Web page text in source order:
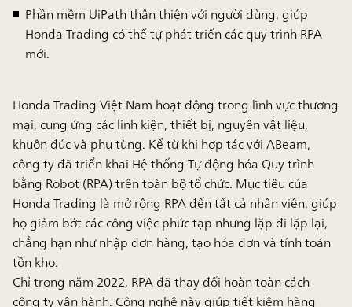
Phần mềm UiPath thân thiện với người dùng, giúp
Honda Trading có thể tự phát triển các quy trình RPA
mới.
Honda Trading Việt Nam hoạt động trong lĩnh vực thương
mại, cung ứng các linh kiện, thiết bị, nguyên vật liệu,
khuôn đúc và phụ tùng. Kể từ khi hợp tác với ABeam,
công ty đã triển khai Hệ thống Tự động hóa Quy trình
bằng Robot (RPA)trên toàn bộ tổ chức. Mục tiêu của
Honda Trading là mở rộng RPA đến tất cả nhân viên, giúp
họ giảm bớt các công việc phức tạp nhưng lặp đi lặp lại,
chẳng hạn như nhập đơn hàng, tạo hóa đơn và tính toán
tồn kho.
Chỉ trong năm 2022, RPA đã thay đổi hoàn toàn cách
công ty vận hành. Công nghệ này giúp tiết kiệm hàng